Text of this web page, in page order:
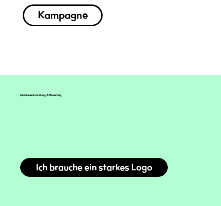
Kampagne
Markenentwicklung & Branding
Ich brauche ein starkes Logo